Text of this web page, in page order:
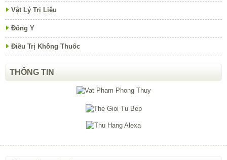
Vật Lý Trị Liệu
Đông Y
Điều Trị Không Thuốc
THÔNG TIN